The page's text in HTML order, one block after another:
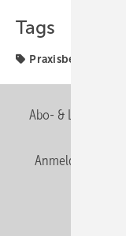
Tags
Praxisbericht
Abo- & Leserservice
Anmelden